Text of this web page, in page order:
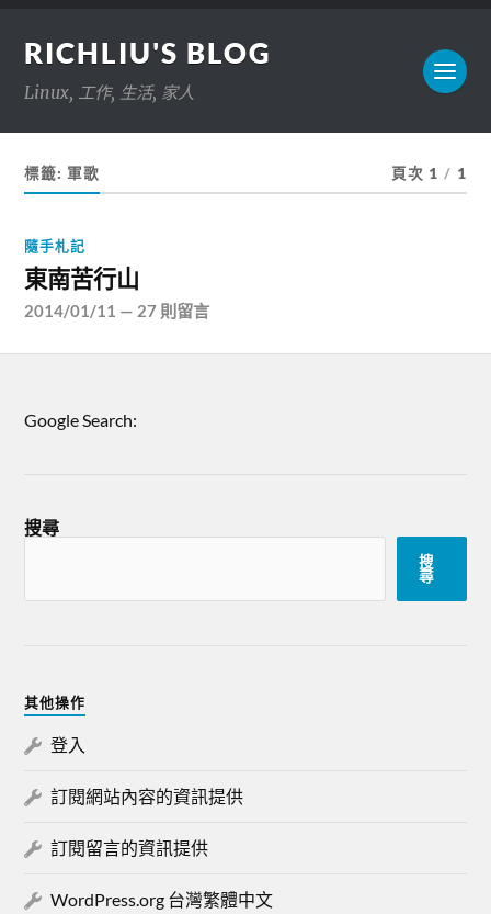
RICHLIU'S BLOG
Linux, 工作, 生活, 家人
標籤: 軍歌 頁次 1 / 1
隨手札記
東南苦行山
2014/01/11 — 27 則留言
Google Search:
搜尋
搜
尋
其他操作
登入
訂閱網站內容的資訊提供
訂閱留言的資訊提供
WordPress.org 台灣繁體中文